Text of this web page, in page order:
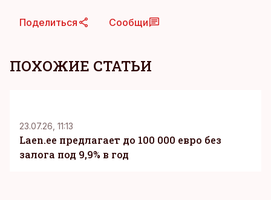
Поделиться Сообщи
ПОХОЖИЕ СТАТЬИ
23.07.26, 11:13
Laen.ee предлагает до 100 000 евро без
залога под 9,9% в год